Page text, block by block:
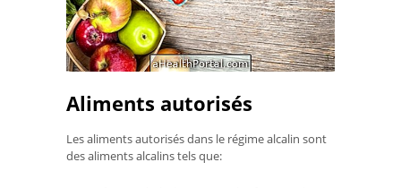
Aliments autorisés
Les aliments autorisés dans le régime alcalin sont
des aliments alcalins tels que: